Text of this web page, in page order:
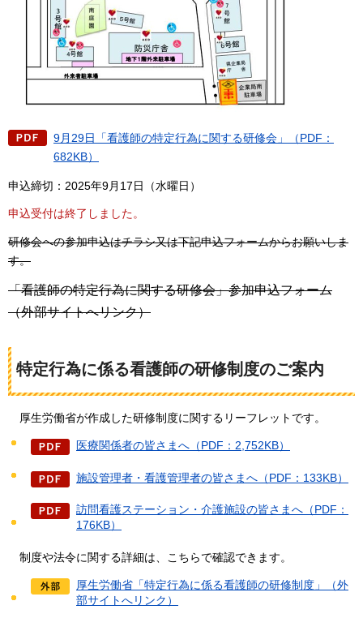
9月29日「看護師の特定行為に関する研修会」（PDF：
682KB）
申込締切：2025年9月17日（水曜日）
申込受付は終了しました。
研修会への参加申込はチラシ又は下記申込フォームからお願いしま
す。
「看護師の特定行為に関する研修会」参加申込フォーム
（外部サイトへリンク）
特定行為に係る看護師の研修制度のご案内
厚生労働省が作成した研修制度に関するリーフレットです。
医療関係者の皆さまへ（PDF：2,752KB）
施設管理者・看護管理者の皆さまへ（PDF：133KB）
訪問看護ステーション・介護施設の皆さまへ（PDF：
176KB）
制度や法令に関する詳細は、こちらで確認できます。
厚生労働省「特定行為に係る看護師の研修制度」（外
部サイトへリンク）